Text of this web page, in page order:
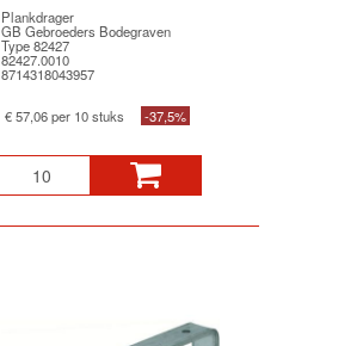
Plankdrager
GB Gebroeders Bodegraven
Type 82427
82427.0010
8714318043957
€ 57,06 per 10 stuks -37,5%